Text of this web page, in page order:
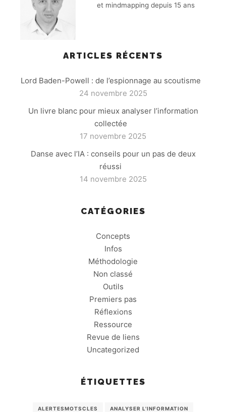
et mindmapping depuis 15 ans
ARTICLES RÉCENTS
Lord Baden-Powell : de l’espionnage au scoutisme
24 novembre 2025
Un livre blanc pour mieux analyser l’information
collectée
17 novembre 2025
Danse avec l’IA : conseils pour un pas de deux
réussi
14 novembre 2025
CATÉGORIES
Concepts
Infos
Méthodologie
Non classé
Outils
Premiers pas
Réflexions
Ressource
Revue de liens
Uncategorized
ÉTIQUETTES
ALERTESMOTSCLES ANALYSER L'INFORMATION